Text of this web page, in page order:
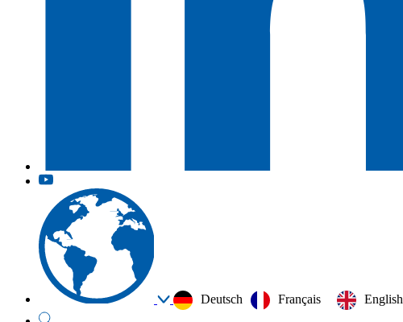
Deutsch Français English